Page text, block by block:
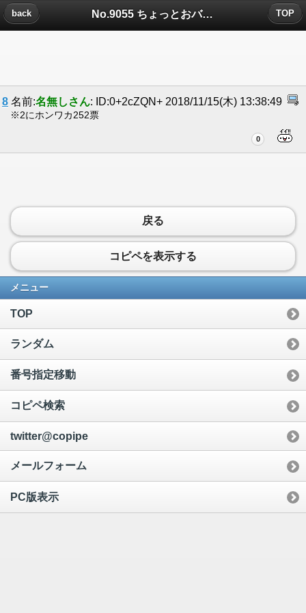
No.9055 ちょっとおバカなナビゲーターについたコメント
back TOP
8 名前:名無しさん: ID:0+2cZQN+ 2018/11/15(木) 13:38:49
※2にホンワカ252票
0
戻る
コピペを表示する
メニュー
TOP
ランダム
番号指定移動
コピペ検索
twitter@copipe
メールフォーム
PC版表示